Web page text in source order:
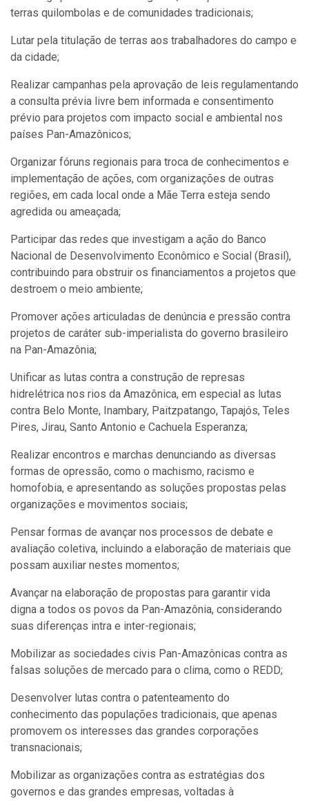
terras quilombolas e de comunidades tradicionais;
Lutar pela titulação de terras aos trabalhadores do campo e
da cidade;
Realizar campanhas pela aprovação de leis regulamentando
a consulta prévia livre bem informada e consentimento
prévio para projetos com impacto social e ambiental nos
países Pan-Amazônicos;
Organizar fóruns regionais para troca de conhecimentos e
implementação de ações, com organizações de outras
regiões, em cada local onde a Mãe Terra esteja sendo
agredida ou ameaçada;
Participar das redes que investigam a ação do Banco
Nacional de Desenvolvimento Econômico e Social (Brasil),
contribuindo para obstruir os financiamentos a projetos que
destroem o meio ambiente;
Promover ações articuladas de denúncia e pressão contra
projetos de caráter sub-imperialista do governo brasileiro
na Pan-Amazônia;
Unificar as lutas contra a construção de represas
hidrelétrica nos rios da Amazônica, em especial as lutas
contra Belo Monte, Inambary, Paitzpatango, Tapajós, Teles
Pires, Jirau, Santo Antonio e Cachuela Esperanza;
Realizar encontros e marchas denunciando as diversas
formas de opressão, como o machismo, racismo e
homofobia, e apresentando as soluções propostas pelas
organizações e movimentos sociais;
Pensar formas de avançar nos processos de debate e
avaliação coletiva, incluindo a elaboração de materiais que
possam auxiliar nestes momentos;
Avançar na elaboração de propostas para garantir vida
digna a todos os povos da Pan-Amazônia, considerando
suas diferenças intra e inter-regionais;
Mobilizar as sociedades civis Pan-Amazônicas contra as
falsas soluções de mercado para o clima, como o REDD;
Desenvolver lutas contra o patenteamento do
conhecimento das populações tradicionais, que apenas
promovem os interesses das grandes corporações
transnacionais;
Mobilizar as organizações contra as estratégias dos
governos e das grandes empresas, voltadas à